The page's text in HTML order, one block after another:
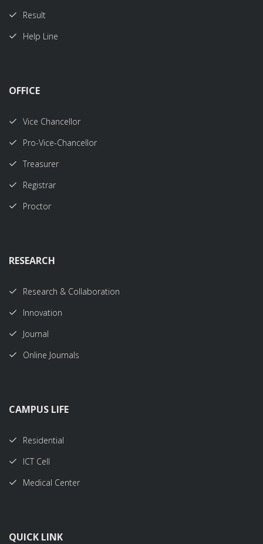
Result
Help Line
OFFICE
Vice Chancellor
Pro-Vice-Chancellor
Treasurer
Registrar
Proctor
RESEARCH
Research & Collaboration
Innovation
Journal
Online Journals
CAMPUS LIFE
Residential
ICT Cell
Medical Center
QUICK LINK